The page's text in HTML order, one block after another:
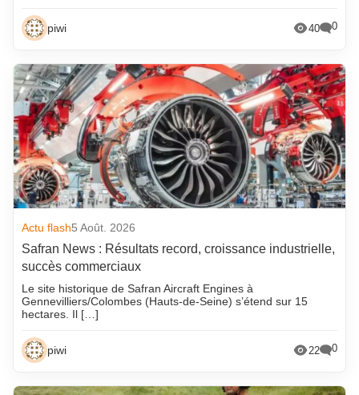
piwi 40 0
Actu flash5 Août. 2026
Safran News : Résultats record, croissance industrielle,
succès commerciaux
Le site historique de Safran Aircraft Engines à
Gennevilliers/Colombes (Hauts-de-Seine) s’étend sur 15
hectares. Il […]
piwi 22 0